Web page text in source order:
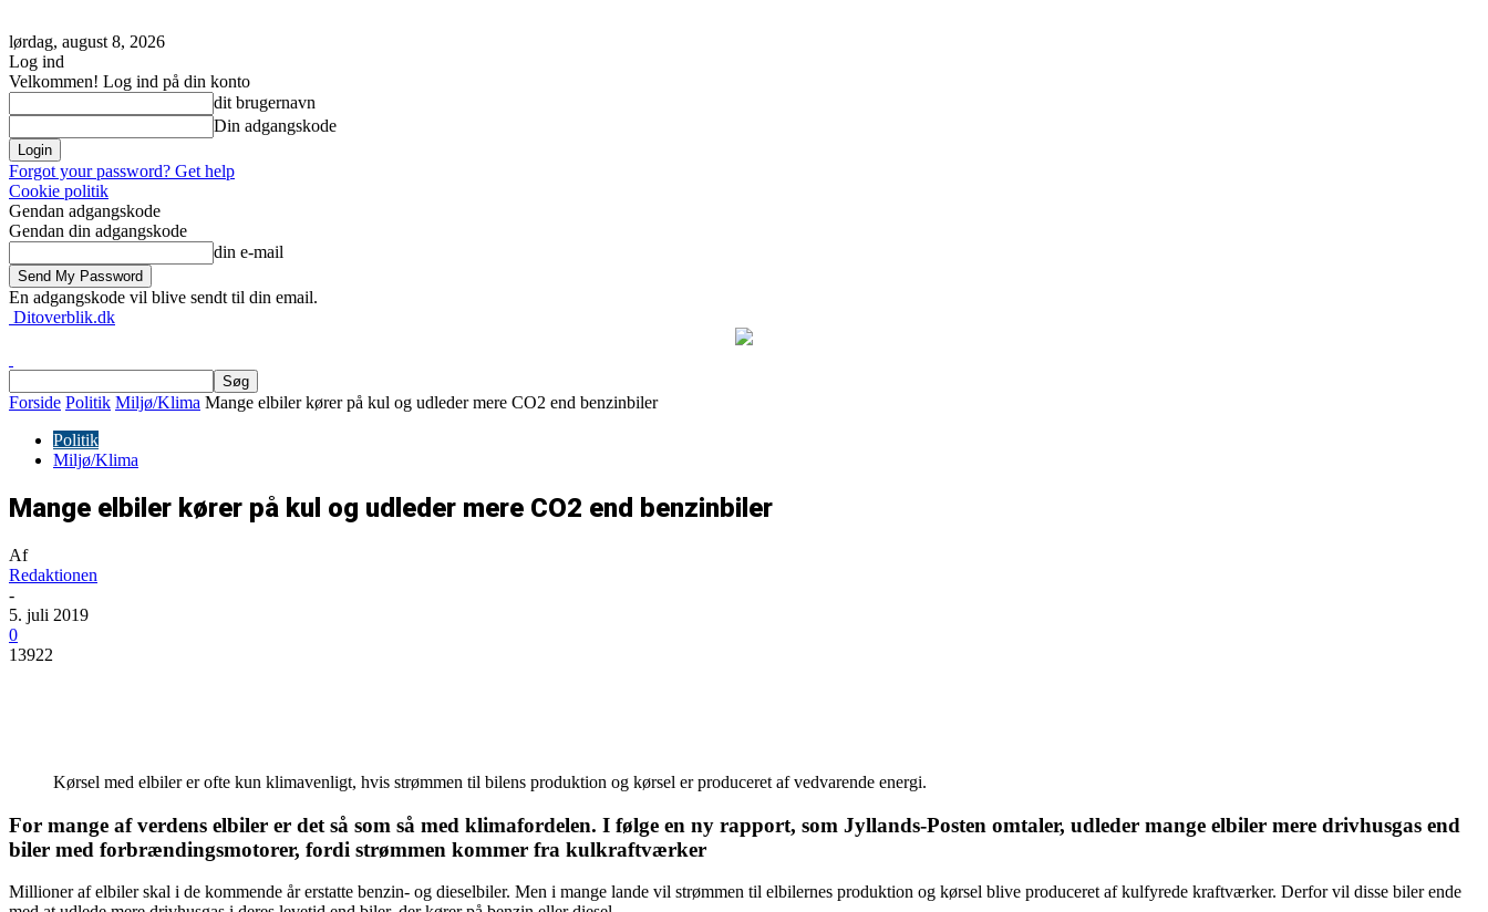
lørdag, august 8, 2026
Log ind
Velkommen! Log ind på din konto
dit brugernavn
Din adgangskode
Forgot your password? Get help
Cookie politik
Gendan adgangskode
Gendan din adgangskode
din e-mail
En adgangskode vil blive sendt til din email.
Ditoverblik.dk
Forside Politik Miljø/Klima Mange elbiler kører på kul og udleder mere CO2 end benzinbiler
Politik
Miljø/Klima
Mange elbiler kører på kul og udleder mere CO2 end benzinbiler
Af
Redaktionen
-
5. juli 2019
0
13922
Kørsel med elbiler er ofte kun klimavenligt, hvis strømmen til bilens produktion og kørsel er produceret af vedvarende energi.
For mange af verdens elbiler er det så som så med klimafordelen. I følge en ny rapport, som Jyllands-Posten omtaler, udleder mange elbiler mere drivhusgas end
biler med forbrændingsmotorer, fordi strømmen kommer fra kulkraftværker
Millioner af elbiler skal i de kommende år erstatte benzin- og dieselbiler. Men i mange lande vil strømmen til elbilernes produktion og kørsel blive produceret af kulfyrede kraftværker. Derfor vil disse biler ende